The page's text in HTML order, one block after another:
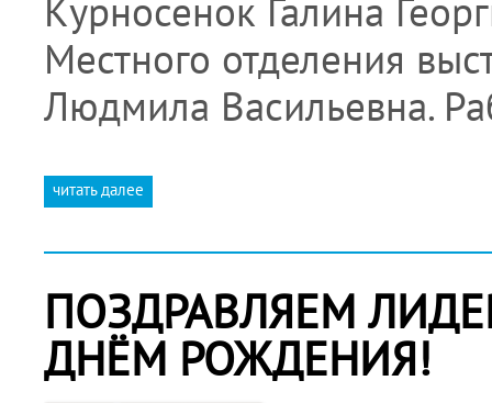
Курносенок Галина
Местного отделения
Людмила Васильевна.
читать далее
ПОЗДРАВЛЯЕМ
ДНЁМ РОЖДЕНИЯ!